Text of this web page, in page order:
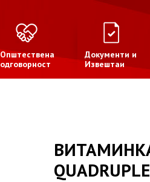
Општествена
одговорност
Документи и
Извештаи